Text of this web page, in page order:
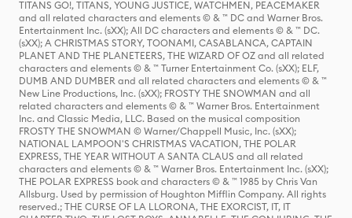
TITANS GO!, TITANS, YOUNG JUSTICE, WATCHMEN, PEACEMAKER
and all related characters and elements © & ™ DC and Warner Bros.
Entertainment Inc. (sXX); All DC characters and elements © & ™ DC.
(sXX); A CHRISTMAS STORY, TOONAMI, CASABLANCA, CAPTAIN
PLANET AND THE PLANETEERS, THE WIZARD OF OZ and all related
characters and elements © & ™ Turner Entertainment Co. (sXX); ELF,
DUMB AND DUMBER and all related characters and elements © & ™
New Line Productions, Inc. (sXX); FROSTY THE SNOWMAN and all
related characters and elements © & ™ Warner Bros. Entertainment
Inc. and Classic Media, LLC. Based on the musical composition
FROSTY THE SNOWMAN © Warner/Chappell Music, Inc. (sXX);
NATIONAL LAMPOON'S CHRISTMAS VACATION, THE POLAR
EXPRESS, THE YEAR WITHOUT A SANTA CLAUS and all related
characters and elements © & ™ Warner Bros. Entertainment Inc. (sXX);
THE POLAR EXPRESS book and characters © & ™ 1985 by Chris Van
Allsburg. Used by permission of Houghton Mifflin Company. All rights
reserved.; THE CURSE OF LA LLORONA, THE EXORCIST, IT, IT